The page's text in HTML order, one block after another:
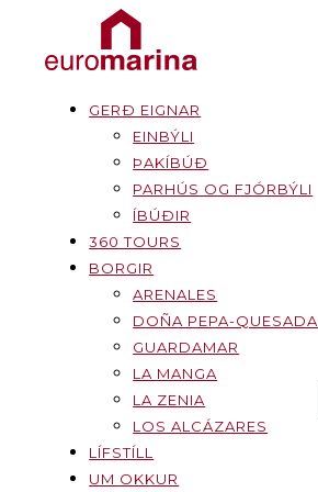
GERÐ EIGNAR
EINBÝLI
ÞAKÍBÚÐ
PARHÚS OG FJÓRBÝLI
ÍBÚÐIR
360 TOURS
BORGIR
ARENALES
DOÑA PEPA-QUESADA
GUARDAMAR
LA MANGA
LA ZENIA
LOS ALCÁZARES
LÍFSTÍLL
UM OKKUR